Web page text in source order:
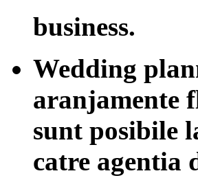
business.
Wedding
aranjamente
sunt posibile
catre agentia